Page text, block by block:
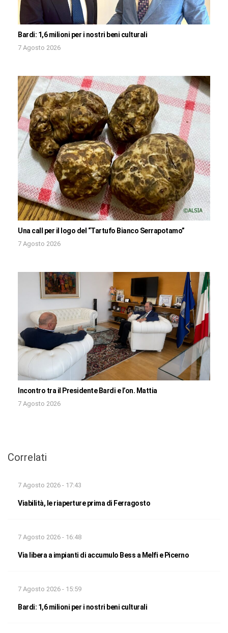
Bardi: 1,6 milioni per i nostri beni culturali
7 Agosto 2026
Una call per il logo del “Tartufo Bianco Serrapotamo”
7 Agosto 2026
Incontro tra il Presidente Bardi e l’on. Mattia
7 Agosto 2026
Correlati
7 Agosto 2026 - 17:43
Viabilità, le riaperture prima di Ferragosto
7 Agosto 2026 - 16:48
Via libera a impianti di accumulo Bess a Melfi e Picerno
7 Agosto 2026 - 15:59
Bardi: 1,6 milioni per i nostri beni culturali